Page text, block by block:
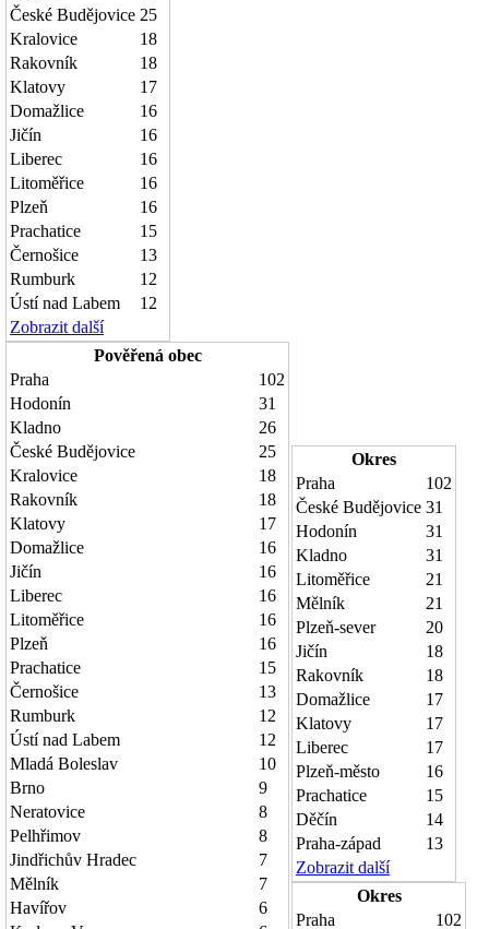
České Budějovice 25
Kralovice
18
Rakovník
18
Klatovy
17
Domažlice
16
Jičín
16
Liberec
16
Litoměřice
16
Plzeň
16
Prachatice
15
Černošice
13
Rumburk
12
Ústí nad Labem
12
Zobrazit další
Pověřená obec
Praha
102
Hodonín
31
Kladno
26
České Budějovice
25
Kralovice
18
Rakovník
18
Klatovy
17
Domažlice
16
Jičín
16
Liberec
16
Litoměřice
16
Plzeň
16
Prachatice
15
Černošice
13
Rumburk
12
Ústí nad Labem
12
Mladá Boleslav
10
Brno
9
Neratovice
8
Pelhřimov
8
Jindřichův Hradec
7
Mělník
7
Havířov
6
Okres
Praha
102
České Budějovice 31
Hodonín
31
Kladno
31
Litoměřice
21
Mělník
21
Plzeň-sever
20
Jičín
18
Rakovník
18
Domažlice
17
Klatovy
17
Liberec
17
Plzeň-město
16
Prachatice
15
Děčín
14
Praha-západ
13
Zobrazit další
Okres
Praha
102